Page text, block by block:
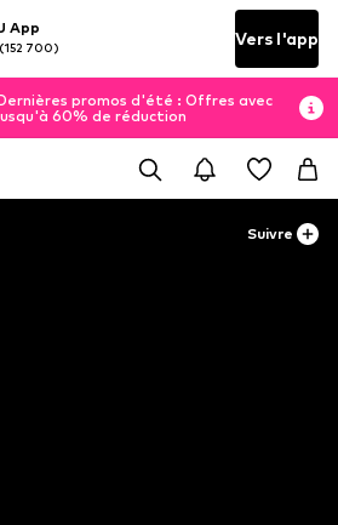
App
(152 700) Vers l'app
promos d'été : Offres avec
60% de réduction
Suivre